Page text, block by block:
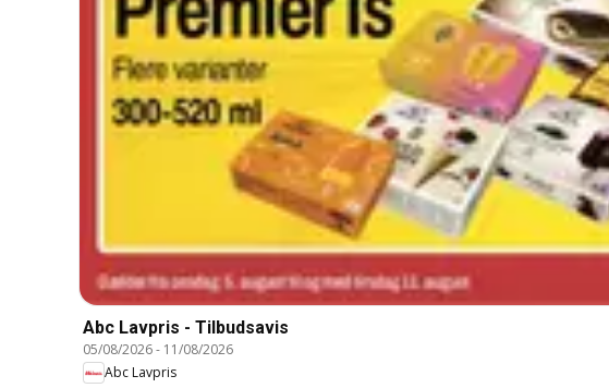
Abc Lavpris - Tilbudsavis
05/08/2026- 11/08/2026
Abc Lavpris